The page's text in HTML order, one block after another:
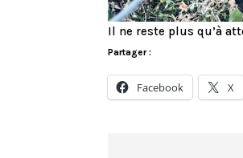
Il ne reste plus qu’à
Partager :
Facebook X